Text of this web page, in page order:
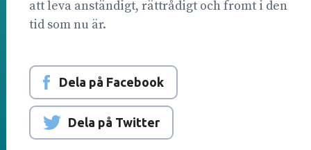
att leva anständigt, rättrådigt och fromt i den
tid som nu är.
Dela på Facebook
Dela på Twitter